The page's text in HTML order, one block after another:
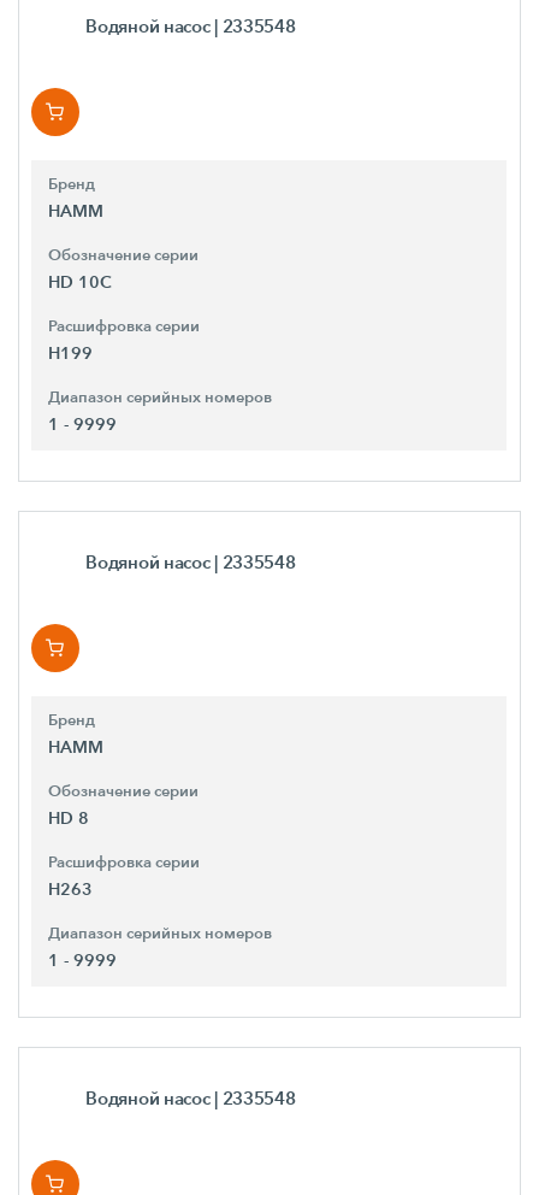
Водяной насос | 2335548
Бренд
HAMM
Обозначение серии
HD 10C
Расшифровка серии
H199
Диапазон серийных номеров
1 - 9999
Водяной насос | 2335548
Бренд
HAMM
Обозначение серии
HD 8
Расшифровка серии
H263
Диапазон серийных номеров
1 - 9999
Водяной насос | 2335548